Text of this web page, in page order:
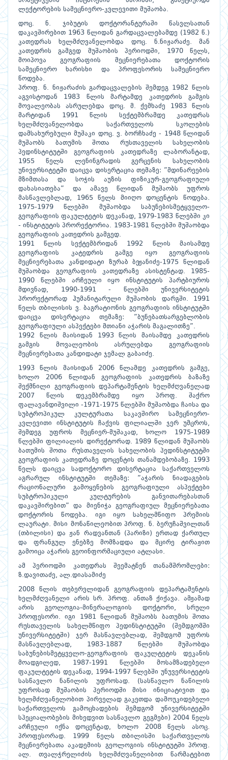
ლექტორების სამეცნიერო-კვლევითი მუშაობა.
დოც. ნ. ჯიბუტის დოქტორანტურაში წასვლსათან
დაკავშირებით 1963 წლიდან გარდაცვალებამდე (1982 წ.)
კათედრას ხელმძღვანელობდა დოც. ნ.ნიჟარაძე. მან
კათედრის გამგედ მუშაობის პერიოდში, 1970 წელს,
მოიპოვა გეოგრაფიის მეცნიერებათა დოქტორის
სამეცნიერო ხარისხი და პროფესორის სამეცნიერო
წოდება.
პროფ. ნ. ნიჟარაძის გარდაცვალების შემდეგ 1982 წლის
აგვისტოდან 1983 წლის მარტამდე კათედრის გამგის
მოვალეობას ასრულებდა დოც. მ. ქემხაძე 1983 წლის
მარტიდან 1991 წლის სექტემბრამდე კათედრას
ხელმძღვანელობდა საქართველოს სკოლების
დამსახურებული მუშაკი დოც. ვ. ბორჩხაძე - 1948 წლიდან
მუშაობს ბათუმის შოთა რუსთაველის სახელობის
პედინსტიტუტში გეოგრაფიის კათედრაზე ლაბორანტად,
1955 წელს ლენინგრადის გერცენის სახელობის
უნივერსიტეტში დაიცვა დისერტაცია თემაზე: ”მდინარეების
მზიმთასა და სოჭის აუზის ფიზიკურ-გეოგრაფიული
დახასიათება” და ამავე წლიდან მუშაობს უფროს
მასწავლებლად, 1965 წელს მიიღო დოცენტის წოდება.
1975-1979 წლებში მუშაობდა საბუნებისმეტყველო-
გეოგრაფიის ფაკულტეტის დეკანად, 1979-1983 წლებში კი
- ინსტიტუტის პრორექტორია. 1983-1981 წლებში მუშაობდა
გეოგრაფიის კათედრის გამგედ.
1991 წლის სექტემბრიდან 1992 წლის მაისამდე
გეოგრაფიის კატედრის გამგე იყო გეოგრაფიის
მეცნიერებათა კანდიდატი ზურაბ ბეჟანიძე-1975 წლიდან
მუშაობდა გეოგრაფიის კათედრაზე ასისტენტად. 1985-
1990 წლებში არჩეული იყო ინსტიტუტის პარტბიუროს
მდივნად, 1990-1991 - წლებში უნივერსიტეტის
პრორექტორად ჰუმანიტარული მუშაობის დარგში. 1991
წელს თბილისის ვ. ბაგრატიონის გეოგრაფიის ინსტიტუტში
დაიცვა დისერტაცია თემაზე: ”ბუნებათსარგებლობის
გეოგრაფიული ასპექტები მთიანი აჭარის მაგალითზე”.
1992 წლის მაისიდან 1993 წლის მაისამდე კათედრის
გამგის მოვალეობის ასრულებდა გეოგრაფიის
მეცნიერებათა კანდიდატი ჯემალ გაბაიძე.
1993 წლის მაისიდან 2006 წლამდე კათედრის გამგე,
ხოლო 2006 წლიდან გეოგრაფიის კათედრის ბაზაზე
შექმნილი გეოგრაფიის დეპარტამენტის ხელმძღვანელად
2007 წლის დეკემბრამდე იყო პროფ. შაქრო
ფალავანდიშვილი -1971-1975 წლებში მუშაობდა ჩაისა და
სუბტროპიკულ კულტურათა საკავშირო სამეცნიერო-
კვლევითი ინსტიტუტის ჩაქვის ფილიალში ჯერ უმცროს,
შემდეგ უფროს მეცნიერ-მუშაკად, ხოლო 1975-1989
წლებში ფილიალის დირექტორად. 1989 წლიდან მუშაობს
ბათუმის შოთა რუსთაველის სახელობის პედინსტიტუტში
გეოგრაფიის კათედრაზე დოცენტის თანამდებობაზე. 1993
წელს დაიცვა სადოქტორო დისერტაცია საქართველოს
აგრარულ ინსტიტუტში თემაზე: ”აჭარის ნიადაგების
რაციონალური გამოყენების გეოგრაფიული ასპექტები
სუბტროპიკული კულტურების განვითარებასთან
დაკავშირებით” და მიენიჭა გეოგრაფიულ მეცნიერებათა
დოქტორის წოდება. იგი იყო სახელმწიფო პრემიის
ლაურატი. მისი მონაწილეობით პროფ. ნ. ბერუჩაშვილთან
(თბილისი) და ჟან რადვანთან (პარიზი) ერთად ქართულ
და ფრანგულ ენებზე მომზადდა და მცირე ტირაჟით
გამოიცა აჭარის გეოინფორმაციული ატლასი.
ამ პერიოდში კათედრას შეემატნენ თანამშრომლები:
ზ.დავითაძე, ალ.დიასამიძე
2008 წლის თებერვლიდან გეოგრაფიის დეპარტამენტის
ხელმძღვანელი არის სრ. პროფ. ანთაზ ქიქავა. ამჟამად
არის გეოლოგია-მინერალოგიის დოქტორი, სრული
პროფესორი. იგი 1981 წლიდან მუშაობს ბათუმის შოთა
რუსთაველის სახელმწიფო პედინსტიტუტში (შემდგომში
უნივერსიტეტში) ჯერ მასწავლებლად, შემდგომ უფროს
მასწავლებლად, 1983-1887 წლებში მუშაობდა
საბუნებისმეტყველო-გეოგრაფიის ფაკულტეტის დეკანის
მოადგილედ, 1987-1991 წლებში მოსამზადებელი
ფაკულტეტის დეკანად, 1994-1997 წლებში უნუვერსიტეტის
სასწავლო ნაწილის უფროსად. (სასწავლო ნაწილის
უფროსად მუშაობის პერიოდში მისი ინიციატივით და
ხელმძღვანელობით პირველად გაკეთდა დამოუკიდებელი
საქართველოს გამოცხადების შემდგომ უნივერსიტეტში
სპეციალობების მიხედვით სასწავლო გეგმები) 2004 წელს
არჩეული იქნა დოცენტად, ხოლო 2008 წელს ასოც.
პროფესორად. 1999 წელს თბილისში საქართველოს
მეცნიერებათა აკადემიის გეოლოგიის ინსტიტუტში პროფ.
ალ. თვალჭრელიძის ხელმძღვანელიბით წარმატებით